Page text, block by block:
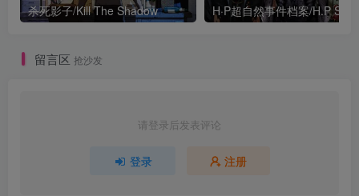
杀死影子/Kill The Shadow
留言区 抢沙发
请登录后发表评论
登录 注册